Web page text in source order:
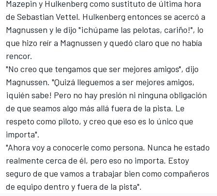
Mazepin y Hulkenberg como sustituto de última hora
de Sebastian Vettel. Hulkenberg entonces se acercó a
Magnussen y le dijo "¡chúpame las pelotas, cariño!", lo
que hizo reír a Magnussen y quedó claro que no había
rencor.
"No creo que tengamos que ser mejores amigos", dijo
Magnussen. "Quizá lleguemos a ser mejores amigos,
¡quién sabe! Pero no hay presión ni ninguna obligación
de que seamos algo más allá fuera de la pista. Le
respeto como piloto, y creo que eso es lo único que
importa".
"Ahora voy a conocerle como persona. Nunca he estado
realmente cerca de él, pero eso no importa. Estoy
seguro de que vamos a trabajar bien como compañeros
de equipo dentro y fuera de la pista".